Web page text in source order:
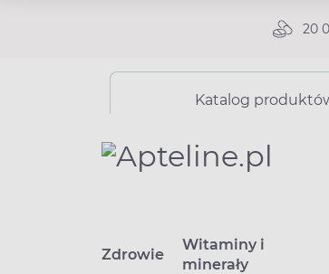
20
Katalog
Zdrowie
Witaminy i
minerały